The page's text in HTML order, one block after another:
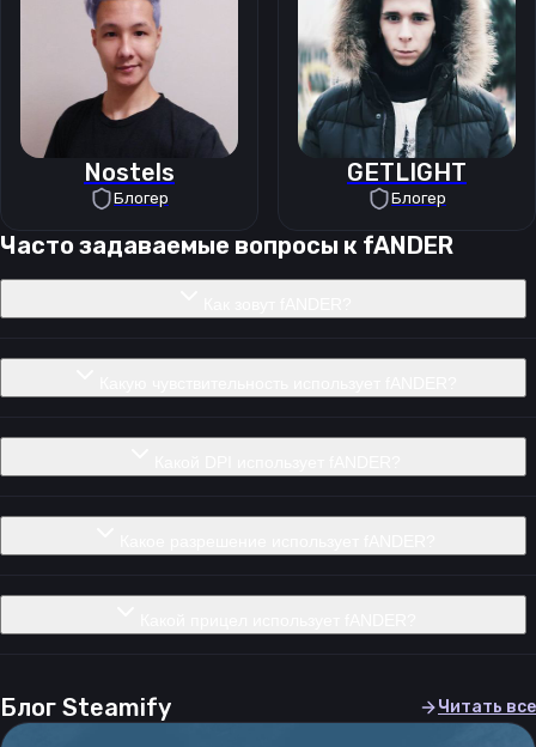
Nostels
Блогер
GETLIGHT
Блогер
Часто задаваемые вопросы к fANDER
Блог Steamify Читать все